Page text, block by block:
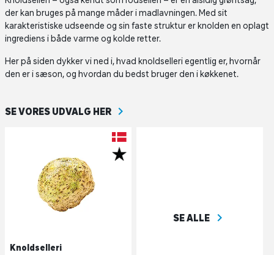
der kan bruges på mange måder i madlavningen. Med sit
karakteristiske udseende og sin faste struktur er knolden en oplagt
ingrediens i både varme og kolde retter.
Her på siden dykker vi ned i, hvad knoldselleri egentlig er, hvornår
den er i sæson, og hvordan du bedst bruger den i køkkenet.
SE VORES UDVALG HER
Knoldselleri
SE ALLE navigate_next